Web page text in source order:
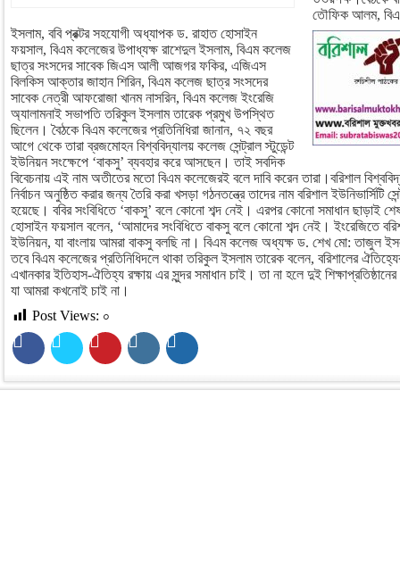
তৌফিক আলম,
ইসলাম, ববি প্রক্টর সহযোগী অধ্যাপক ড. রাহাত হোসাইন
ফয়সাল, বিএম কলেজের উপাধ্যক্ষ রাশেদুল ইসলাম, বিএম কলেজ
ছাত্র সংসদের সাবেক জিএস আলী আজগর ফকির, এজিএস
বিলকিস আক্তার জাহান শিরিন, বিএম কলেজ ছাত্র সংসদের
সাবেক নেত্রী আফরোজা খানম নাসরিন, বিএম কলেজ ইংরেজি
অ্যালামনাই সভাপতি তরিকুল ইসলাম তারেক প্রমুখ উপস্থিত
ছিলেন। বৈঠকে বিএম কলেজের প্রতিনিধিরা জানান, ৭২ বছর
আগে থেকে তারা ব্রজমোহন বিশ্ববিদ্যালয় কলেজ সেন্ট্রাল স্টুডেন্ট
ইউনিয়ন সংক্ষেপে ‘বাকসু’ ব্যবহার করে আসছেন। তাই সবদিক
বিবেচনায় এই নাম অতীতের মতো বিএম কলেজেরই বলে দাবি করেন তারা।বরিশাল
নির্বাচন অনুষ্ঠিত করার জন্য তৈরি করা খসড়া গঠনতন্ত্রে তাদের নাম বরিশাল ইউনিভার্সিটি
হয়েছে। ববির সংবিধিতে ‘বাকসু’ বলে কোনো শব্দ নেই। এরপর কোনো সমাধান ছাড়াই
হোসাইন ফয়সাল বলেন, ‘আমাদের সংবিধিতে বাকসু বলে কোনো শব্দ নেই। ইংরেজিতে বরিশাল
ইউনিয়ন, যা বাংলায় আমরা বাকসু বলছি না। বিএম কলেজ অধ্যক্ষ ড. শেখ মো: তাজুল
তবে বিএম কলেজের প্রতিনিধিদলে থাকা তরিকুল ইসলাম তারেক বলেন, বরিশালের
এখানকার ইতিহাস-ঐতিহ্য রক্ষায় এর সুন্দর সমাধান চাই। তা না হলে দুই
যা আমরা কখনোই চাই না।
Post Views: ০